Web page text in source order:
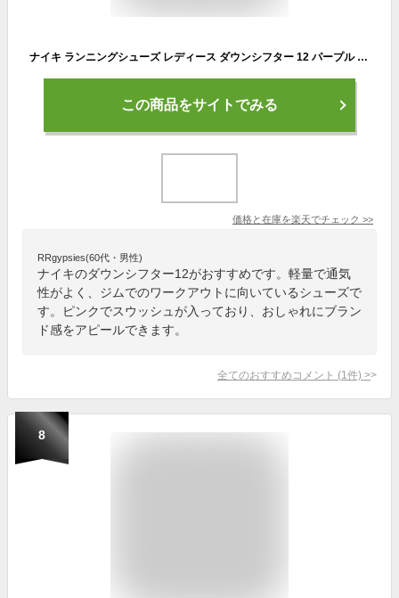
ナイキ ランニングシューズ レディース ダウンシフター 12 パープル 紫 ピンク 靴 シューズ 通勤 通学 ローカット シンプル カジュアル スポーツ 運動 部活 ランニング 定番 ロゴ レースアップ おしゃれ 人気 軽量性 耐久性
この商品をサイトでみる
価格と在庫を楽天でチェック >>
RRgypsies(60代・男性)
ナイキのダウンシフター12がおすすめです。軽量で通気
性がよく、ジムでのワークアウトに向いているシューズで
す。ピンクでスウッシュが入っており、おしゃれにブラン
ド感をアピールできます。
全てのおすすめコメント (1 件) >
8